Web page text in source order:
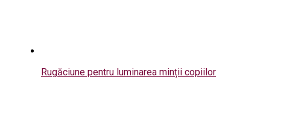
Rugăciune pentru luminarea minții copiilor